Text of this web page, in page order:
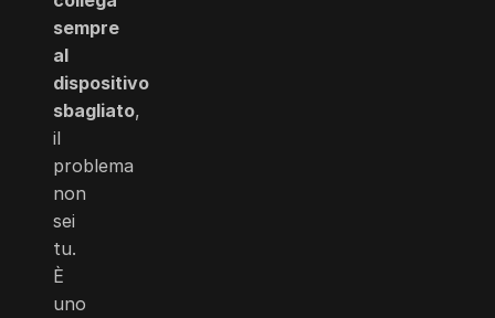
sempre
al
dispositivo
sbagliato,
il
problema
non
sei
tu.
È
uno